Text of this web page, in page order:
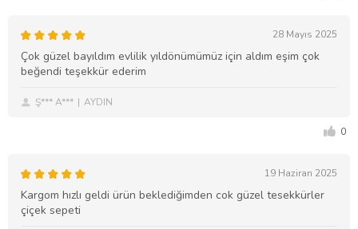
28 Mayıs 2025
Çok güzel bayıldım evlilik yıldönümümüz için aldım eşim çok
beğendi teşekkür ederim
Ş*** A*** AYDIN
0
19 Haziran 2025
Kargom hızlı geldi ürün beklediğimden cok güzel tesekkürler
çiçek sepeti